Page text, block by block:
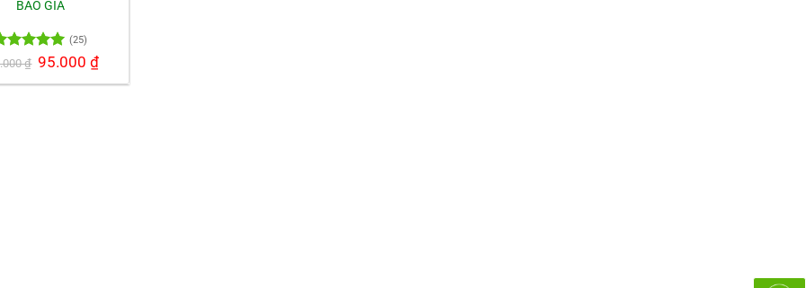
BÁO GIÁ
xếp
sao
(25)
₫ Giá
gốc
là:
95.000₫Giá
tại